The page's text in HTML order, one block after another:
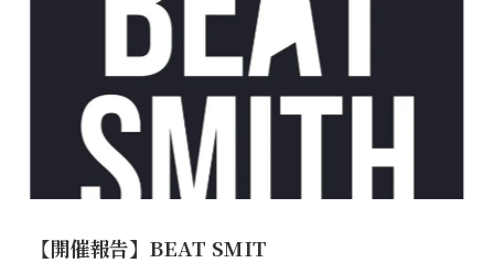
【開催報告】BEAT SMIT